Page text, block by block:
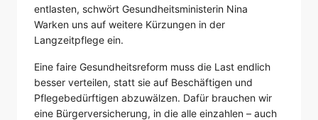
entlasten, schwört Gesundheitsministerin Nina
Warken uns auf weitere Kürzungen in der
Langzeitpflege ein.
Eine faire Gesundheitsreform muss die Last endlich
besser verteilen, statt sie auf Beschäftigen und
Pflegebedürftigen abzuwälzen. Dafür brauchen wir
eine Bürgerversicherung, in die alle einzahlen – auch